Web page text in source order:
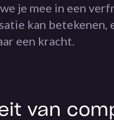
je mee in een
kan betekenen,
een kracht.
van